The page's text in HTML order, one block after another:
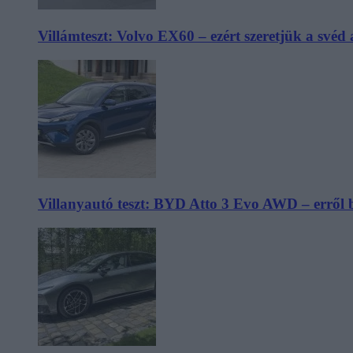
Villámteszt: Volvo EX60 – ezért szeretjük a svéd
Villanyautó teszt: BYD Atto 3 Evo AWD – erről